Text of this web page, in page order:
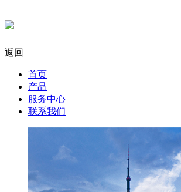
返回
首页
产品
服务中心
联系我们